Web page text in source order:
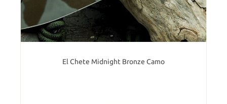
El Chete Midnight Bronze Camo